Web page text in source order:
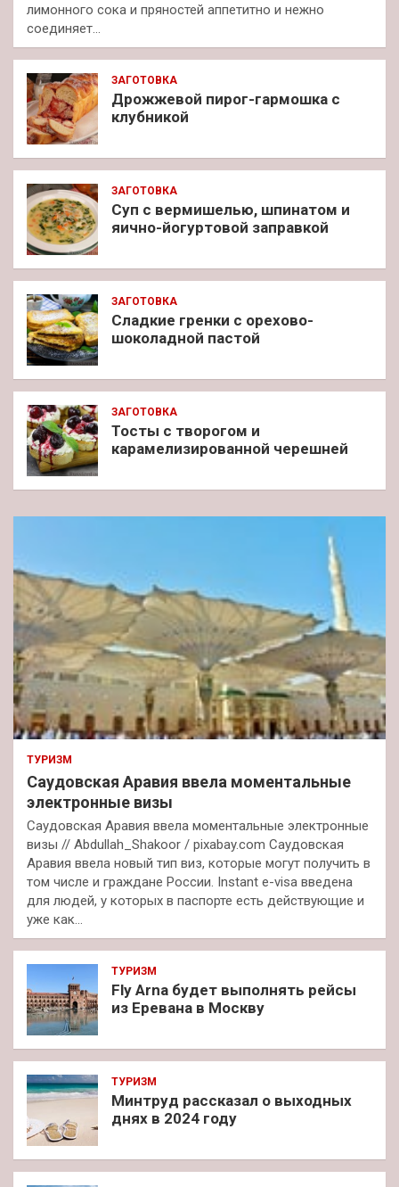
лимонного сока и пряностей аппетитно и нежно
соединяет…
ЗАГОТОВКА
Дрожжевой пирог-гармошка с
клубникой
ЗАГОТОВКА
Суп с вермишелью, шпинатом и
яично-йогуртовой заправкой
ЗАГОТОВКА
Сладкие гренки с орехово-
шоколадной пастой
ЗАГОТОВКА
Тосты с творогом и
карамелизированной черешней
ТУРИЗМ
Саудовская Аравия ввела моментальные
электронные визы
Саудовская Аравия ввела моментальные электронные
визы // Abdullah_Shakoor / pixabay.com Саудовская
Аравия ввела новый тип виз, которые могут получить в
том числе и граждане России. Instant e-visa введена
для людей, у которых в паспорте есть действующие и
уже как…
ТУРИЗМ
Fly Arna будет выполнять рейсы
из Еревана в Москву
ТУРИЗМ
Минтруд рассказал о выходных
днях в 2024 году